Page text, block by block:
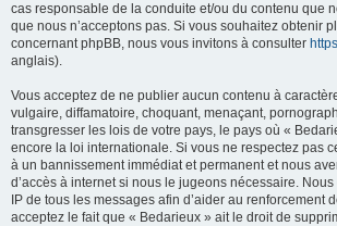
cas responsable de la conduite et/ou du contenu que
que nous n’acceptons pas. Si vous souhaitez obtenir
concernant phpBB, nous vous invitons à consulter
anglais).
Vous acceptez de ne publier aucun contenu à
vulgaire, diffamatoire, choquant, menaçant,
transgresser les lois de votre pays, le pays où «
encore la loi internationale. Si vous ne respectez pas
à un bannissement immédiat et permanent et nous
d’accès à internet si nous le jugeons nécessaire. Nous
IP de tous les messages afin d’aider au renforcement
acceptez le fait que « Bedarieux » ait le droit de